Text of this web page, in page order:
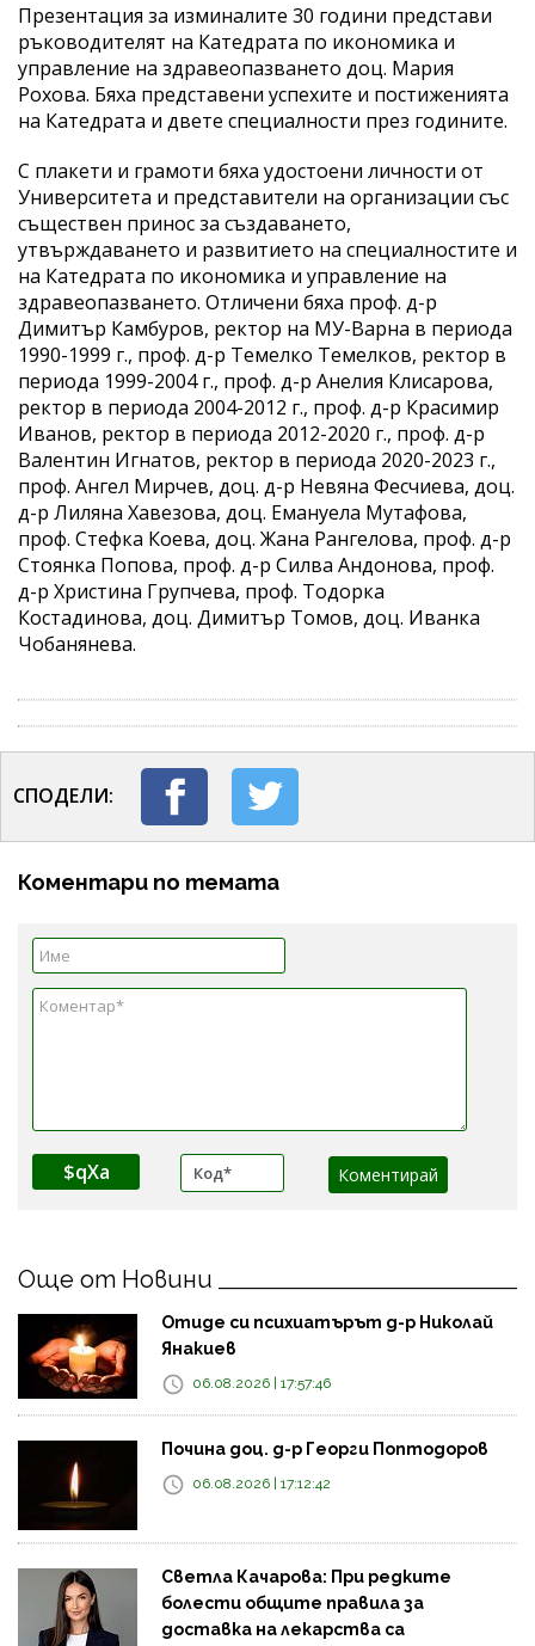
Презентация за изминалите 30 години представи
ръководителят на Катедрата по икономика и
управление на здравеопазването доц. Мария
Рохова. Бяха представени успехите и постиженията
на Катедрата и двете специалности през годините.
С плакети и грамоти бяха удостоени личности от
Университета и представители на организации със
съществен принос за създаването,
утвърждаването и развитието на специалностите и
на Катедрата по икономика и управление на
здравеопазването. Отличени бяха проф. д-р
Димитър Камбуров, ректор на МУ-Варна в периода
1990-1999 г., проф. д-р Темелко Темелков, ректор в
периода 1999-2004 г., проф. д-р Анелия Клисарова,
ректор в периода 2004-2012 г., проф. д-р Красимир
Иванов, ректор в периода 2012-2020 г., проф. д-р
Валентин Игнатов, ректор в периода 2020-2023 г.,
проф. Ангел Мирчев, доц. д-р Невяна Фесчиева, доц.
д-р Лиляна Хавезова, доц. Емануела Мутафова,
проф. Стефка Коева, доц. Жана Рангелова, проф. д-р
Стоянка Попова, проф. д-р Силва Андонова, проф.
д-р Христина Групчева, проф. Тодорка
Костадинова, доц. Димитър Томов, доц. Иванка
Чобанянева.
СПОДЕЛИ:
Коментари по темата
$qXa
Още от Новини
Отиде си психиатърът д-р Николай
Янакиев
06.08.2026 | 17:57:46
Почина доц. д-р Георги Поптодоров
06.08.2026 | 17:12:42
Светла Качарова: При редките
болести общите правила за
доставка на лекарства са